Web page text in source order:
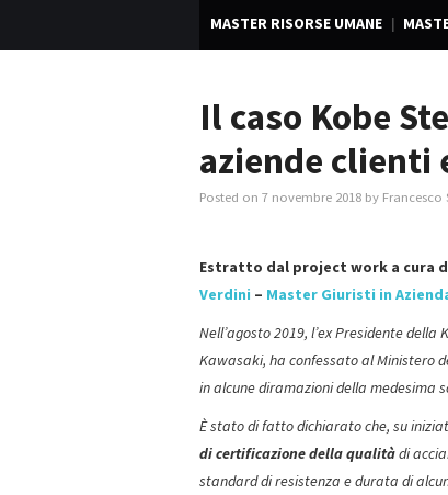
MASTER RISORSE UMANE
Il caso Kobe
aziende clienti
Posted on 7 novembre 2018 by Francesco
Estratto dal project work a cura
Verdini – Master Giuristi in
Nell’agosto 2019, l’ex Presidente
Kawasaki, ha confessato al Ministero
in alcune diramazioni della medesima
È stato di fatto dichiarato che, su
di certificazione della qualitàdi
standard di resistenza e durata di